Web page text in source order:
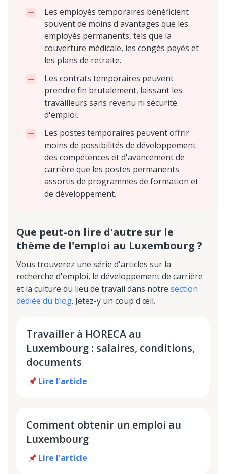
Les employés temporaires bénéficient
souvent de moins d'avantages que les
employés permanents, tels que la
couverture médicale, les congés payés et
les plans de retraite.
Les contrats temporaires peuvent
prendre fin brutalement, laissant les
travailleurs sans revenu ni sécurité
d'emploi.
Les postes temporaires peuvent offrir
moins de possibilités de développement
des compétences et d'avancement de
carrière que les postes permanents
assortis de programmes de formation et
de développement.
Que peut-on lire d'autre sur le
thème de l'emploi au Luxembourg ?
Vous trouverez une série d'articles sur la
recherche d'emploi, le développement de carrière
et la culture du lieu de travail dans notre section
dédiée du blog. Jetez-y un coup d'œil.
Travailler à HORECA au
Luxembourg : salaires, conditions,
documents
Lire l'article
Comment obtenir un emploi au
Luxembourg
Lire l'article